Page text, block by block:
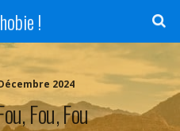
!
2024
Fou, Fou